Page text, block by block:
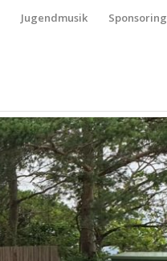
Jugendmusik Sponsoring